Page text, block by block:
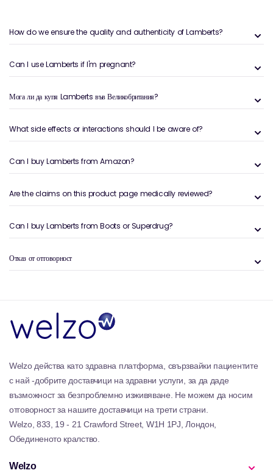
How do we ensure the quality and authenticity of Lamberts?
Can I use Lamberts if I'm pregnant?
Мога ли да купя Lamberts във Великобритания?
What side effects or interactions should I be aware of?
Can I buy Lamberts from Amazon?
Are the claims on this product page medically reviewed?
Can I buy Lamberts from Boots or Superdrug?
Отказ от отговорност
Welzo действа като здравна платформа, свързвайки пациентите
с най -добрите доставчици на здравни услуги, за да даде
възможност за безпроблемно изживяване. Не можем да носим
отговорност за нашите доставчици на трети страни.
Welzo, 833, 19 - 21 Crawford Street, W1H 1PJ, Лондон,
Обединеното кралство.
Welzo